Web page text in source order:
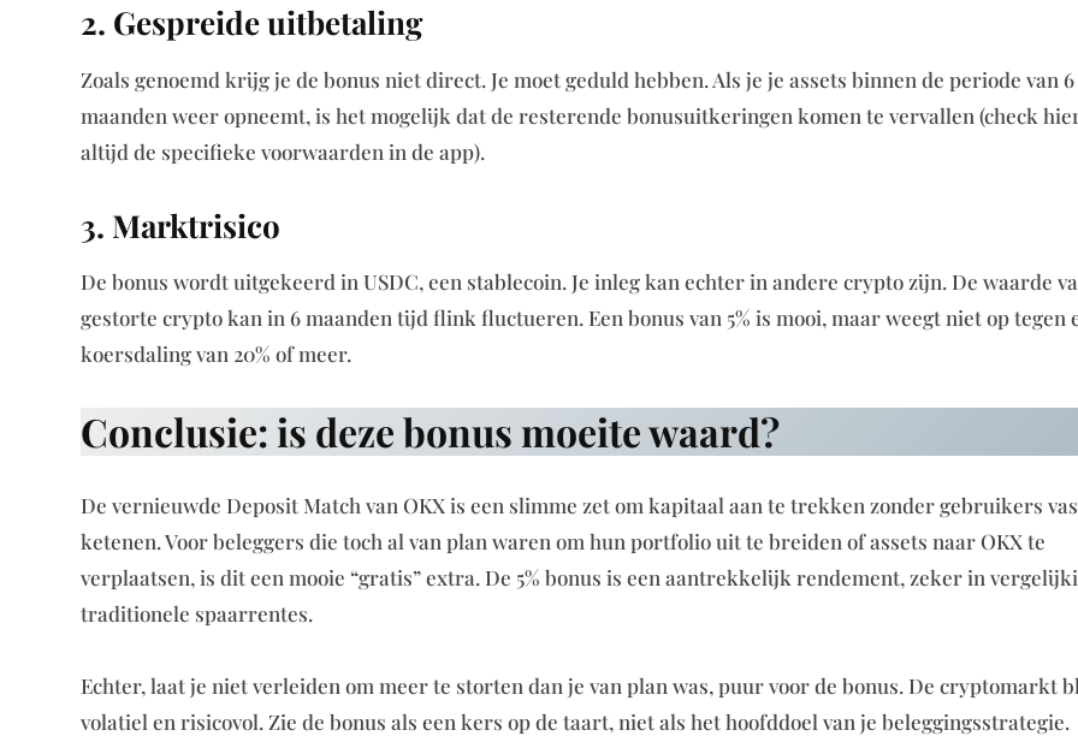
2. Gespreide uitbetaling
Zoals genoemd krijg je de bonus niet direct. Je moet geduld hebben. Als je je assets binnen de periode van 6
maanden weer opneemt, is het mogelijk dat de resterende bonusuitkeringen komen te vervallen (check
altijd de specifieke voorwaarden in de app).
3. Marktrisico
De bonus wordt uitgekeerd in USDC, een stablecoin. Je inleg kan echter in andere crypto zijn. De waarde
gestorte crypto kan in 6 maanden tijd flink fluctueren. Een bonus van 5% is mooi, maar weegt niet op tegen
koersdaling van 20% of meer.
Conclusie: is deze bonus moeite waard?
De vernieuwde Deposit Match van OKX is een slimme zet om kapitaal aan te trekken zonder gebruikers
ketenen. Voor beleggers die toch al van plan waren om hun portfolio uit te breiden of assets naar OKX te
verplaatsen, is dit een mooie “gratis” extra. De 5% bonus is een aantrekkelijk rendement, zeker in
traditionele spaarrentes.
Echter, laat je niet verleiden om meer te storten dan je van plan was, puur voor de bonus. De cryptomarkt
volatiel en risicovol. Zie de bonus als een kers op de taart, niet als het hoofddoel van je beleggingsstrategie.